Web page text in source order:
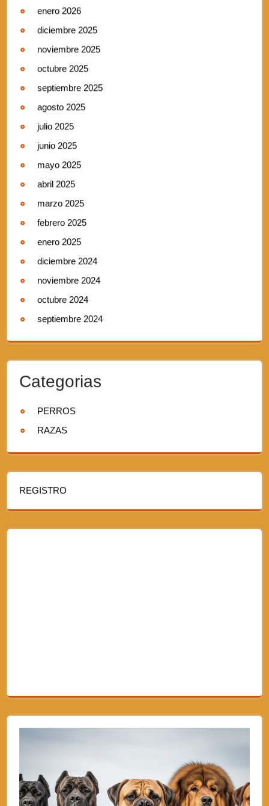
enero 2026
diciembre 2025
noviembre 2025
octubre 2025
septiembre 2025
agosto 2025
julio 2025
junio 2025
mayo 2025
abril 2025
marzo 2025
febrero 2025
enero 2025
diciembre 2024
noviembre 2024
octubre 2024
septiembre 2024
Categorias
PERROS
RAZAS
REGISTRO